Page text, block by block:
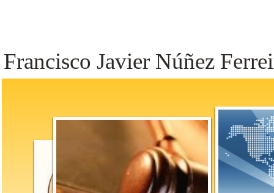
Francisco Javier Núñez